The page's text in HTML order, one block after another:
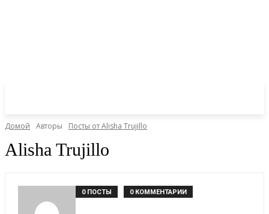
Домой Авторы Посты от Alisha Trujillo
Alisha Trujillo
0 ПОСТЫ 0 КОММЕНТАРИИ